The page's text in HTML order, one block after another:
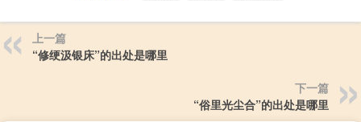
上一篇
“修绠汲银床”的出处是哪里
下一篇
“俗里光尘合”的出处是哪里